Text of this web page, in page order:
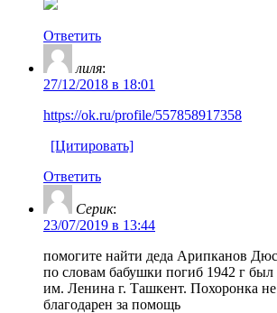
Ответить
лиля:
27/12/2018 в 18:01
https://ok.ru/profile/557858917358
[Цитировать]
Ответить
Серик:
23/07/2019 в 13:44
помогите найти деда Арипканов
по словам бабушки погиб 1942 г был
им. Ленина г. Ташкент. Похоронка не
благодарен за помощь